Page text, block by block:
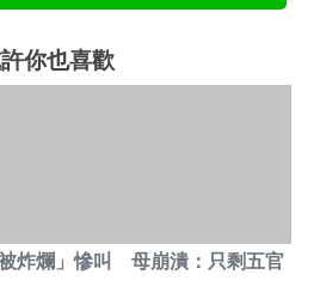
你也喜歡
炸爛」慘叫 母崩潰：只剩五官